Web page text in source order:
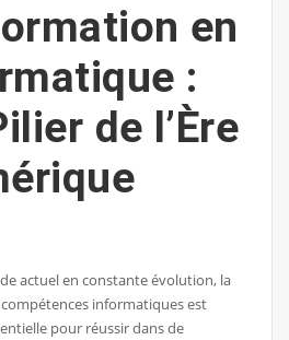
en
:
de l’Ère
actuel en constante évolution, la
informatiques est
pour réussir dans de